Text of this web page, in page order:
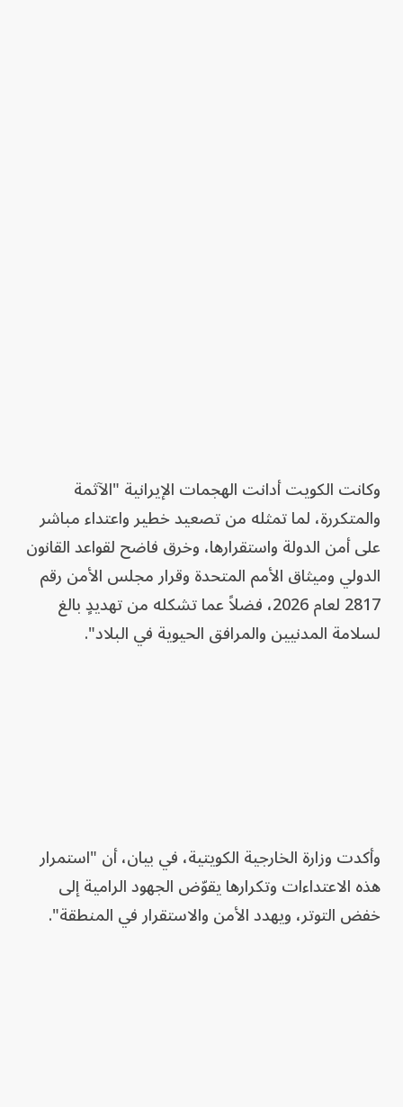
وكانت الكويت أدانت الهجمات الإيرانية "الآثمة
والمتكررة، لما تمثله من تصعيد خطير واعتداء مباشر
على أمن الدولة واستقرارها، وخرق فاضح لقواعد القانون
الدولي وميثاق الأمم المتحدة وقرار مجلس الأمن رقم
2817 لعام 2026، فضلاً عما تشكله من تهديدٍ بالغ
لسلامة المدنيين والمرافق الحيوية في البلاد".
وأكدت وزارة الخارجية الكويتية، في بيان، أن "استمرار
هذه الاعتداءات وتكرارها يقوّض الجهود الرامية إلى
خفض التوتر، ويهدد الأمن والاستقرار في المنطقة".